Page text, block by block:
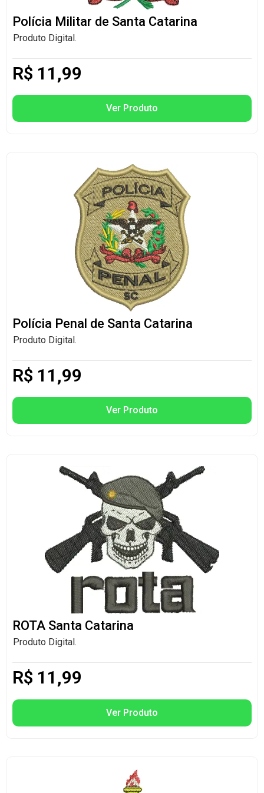
Polícia Militar de Santa Catarina
Produto Digital.
R$ 11,99
Ver Produto
Polícia Penal de Santa Catarina
Produto Digital.
R$ 11,99
Ver Produto
ROTA Santa Catarina
Produto Digital.
R$ 11,99
Ver Produto